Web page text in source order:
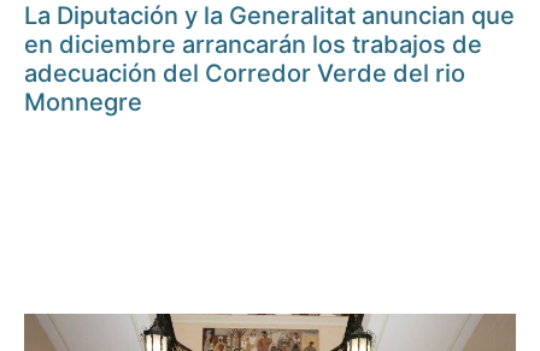
La Diputación y la Generalitat anuncian que
en diciembre arrancarán los trabajos de
adecuación del Corredor Verde del rio
Monnegre